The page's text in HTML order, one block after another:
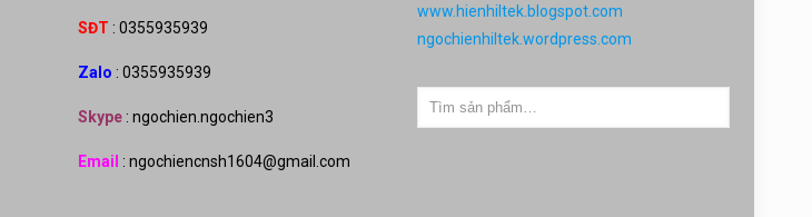
SĐT : 0355935939
Zalo : 0355935939
Skype : ngochien.ngochien3
Email : ngochiencnsh1604@gmail.com
www.hienhiltek.blogspot.com
ngochienhiltek.wordpress.com